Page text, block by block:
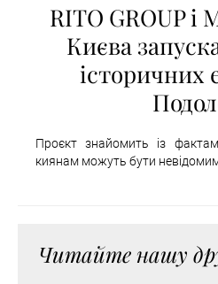
RITO GROUP і
Києва
історичних
Проєкт знайомить із
киянам можуть бути
Читайте нашу